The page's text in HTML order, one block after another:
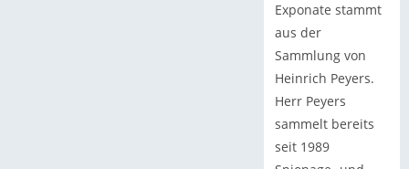
Exponate stammt
aus der
Sammlung von
Heinrich Peyers.
Herr Peyers
sammelt bereits
seit 1989